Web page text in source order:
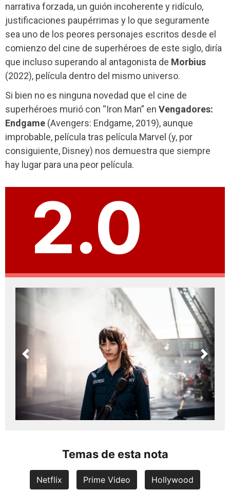
narrativa forzada, un guión incoherente y ridículo,
justificaciones paupérrimas y lo que seguramente
sea uno de los peores personajes escritos desde el
comienzo del cine de superhéroes de este siglo, diría
que incluso superando al antagonista de Morbius
(2022), película dentro del mismo universo.
Si bien no es ninguna novedad que el cine de
superhéroes murió con “Iron Man” en Vengadores:
Endgame (Avengers: Endgame, 2019), aunque
improbable, película tras película Marvel (y, por
consiguiente, Disney) nos demuestra que siempre
hay lugar para una peor película.
2.0
Previous Next
Temas de esta nota
Netflix Prime Video Hollywood